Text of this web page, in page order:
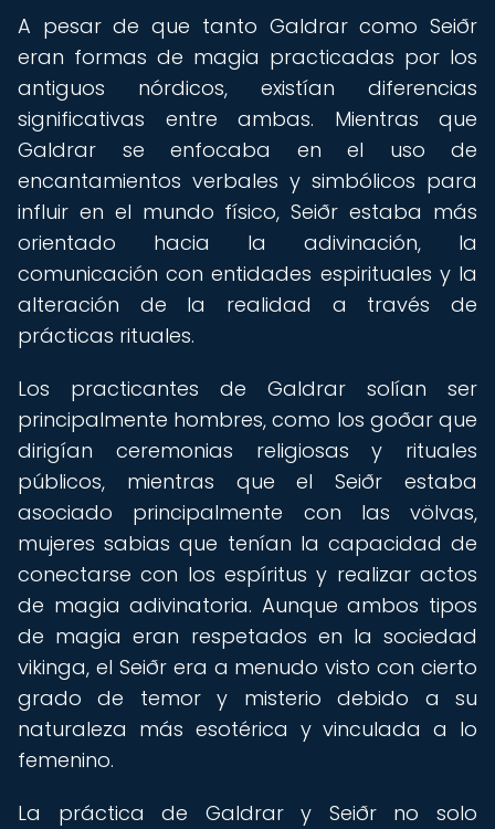
A pesar de que tanto Galdrar como Seiðr
eran formas de magia practicadas por los
antiguos nórdicos, existían diferencias
significativas entre ambas. Mientras que
Galdrar se enfocaba en el uso de
encantamientos verbales y simbólicos para
influir en el mundo físico, Seiðr estaba más
orientado hacia la adivinación, la
comunicación con entidades espirituales y la
alteración de la realidad a través de
prácticas rituales.
Los practicantes de Galdrar solían ser
principalmente hombres, como los goðar que
dirigían ceremonias religiosas y rituales
públicos, mientras que el Seiðr estaba
asociado principalmente con las völvas,
mujeres sabias que tenían la capacidad de
conectarse con los espíritus y realizar actos
de magia adivinatoria. Aunque ambos tipos
de magia eran respetados en la sociedad
vikinga, el Seiðr era a menudo visto con cierto
grado de temor y misterio debido a su
naturaleza más esotérica y vinculada a lo
femenino.
La práctica de Galdrar y Seiðr no solo